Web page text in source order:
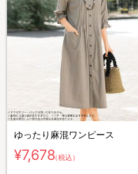
ゆったり麻混ワンピース
¥7,678（税込）